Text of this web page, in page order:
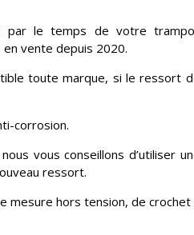
par le temps de votre
vente depuis 2020.
toute marque, si le ressort
corrosion.
vous conseillons d’utiliser
ressort.
mesure hors tension, de crochet